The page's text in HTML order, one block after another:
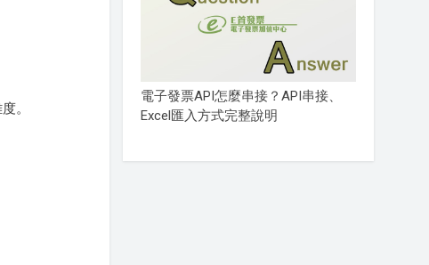
。
電子發票API怎麼串接？API串接、
Excel匯入方式完整說明